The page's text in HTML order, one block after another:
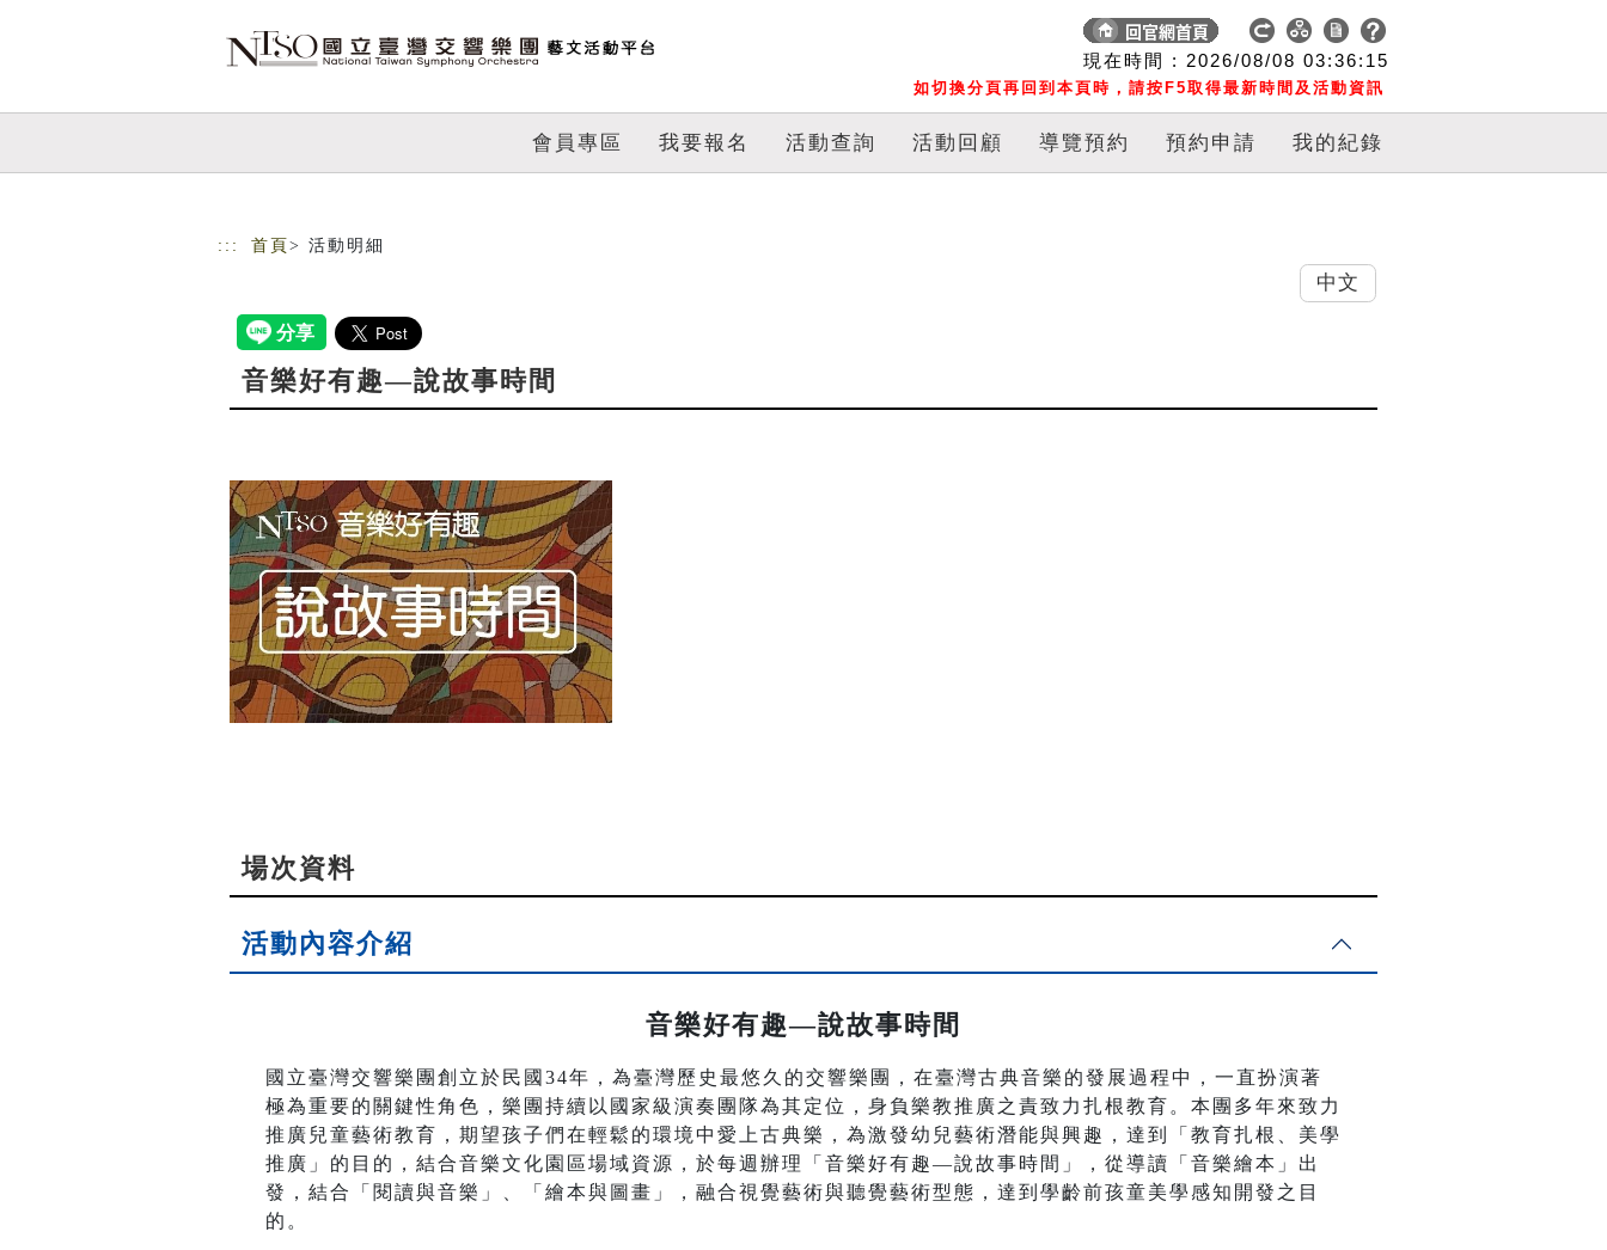
現在時間 : 2026/08/08 03:36:16
如切換分頁再回到本頁時，請按F5取得最新時間及活動資訊
會員專區 我要報名 活動查詢 活動回顧 導覽預約 預約申請 我的紀錄
::: 首頁 > 活動明細
音樂好有趣—說故事時間
場次資料
活動內容介紹
音樂好有趣—說故事時間
國立臺灣交響樂團創立於民國34年，為臺灣歷史最悠久的交響樂團，在臺灣古典音樂的發展過程中，一直扮演著
極為重要的關鍵性角色，樂團持續以國家級演奏團隊為其定位，身負樂教推廣之責致力扎根教育。本團多年來致力
推廣兒童藝術教育，期望孩子們在輕鬆的環境中愛上古典樂，為激發幼兒藝術潛能與興趣，達到「教育扎根、美學
推廣」的目的，結合音樂文化園區場域資源，於每週辦理「音樂好有趣—說故事時間」，從導讀「音樂繪本」出
發，結合「閱讀與音樂」、「繪本與圖畫」，融合視覺藝術與聽覺藝術型態，達到學齡前孩童美學感知開發之目
的。